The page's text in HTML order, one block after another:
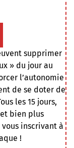
supprimer
» du jour au
l’autonomie
de se doter de
les 15 jours,
bien plus
inscrivant à
!